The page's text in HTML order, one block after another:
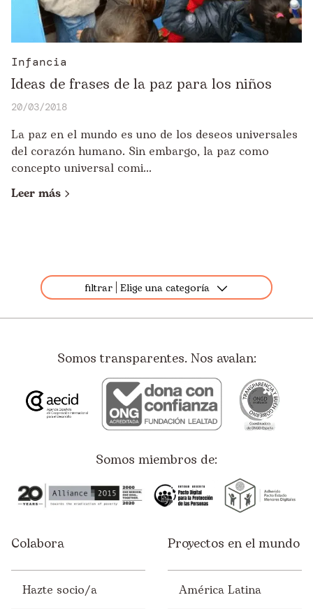
Infancia
Ideas de frases de la paz para los niños
20/03/2018
La paz en el mundo es uno de los deseos universales
del corazón humano. Sin embargo, la paz como
concepto universal comi...
Leer más
filtrar Elige una categoría
Apadrinamiento
Ayuda Humanitaria
Derechos Humanos
Empresas
Infancia
Juventud
Somos transparentes. Nos avalan:
Somos miembros de:
Colabora
Hazte socio/a
Proyectos en el mundo
América Latina